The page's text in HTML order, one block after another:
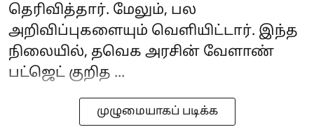
தெரிவித்தார். மேலும், பல
அறிவிப்புகளையும் வெளியிட்டார். இந்த
நிலையில், தவெக அரசின் வேளாண்
பட்ஜெட் குறித ...
முழுமையாகப் படிக்க